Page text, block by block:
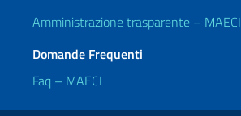
Amministrazione trasparente – MAECI
Domande Frequenti
Faq – MAECI